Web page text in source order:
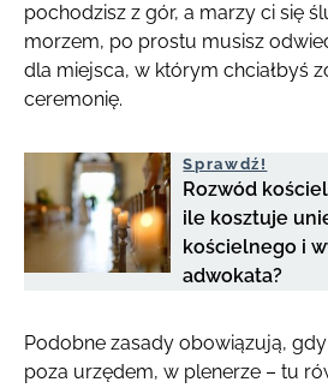
pochodzisz z gór, a marzy ci się
morzem, po prostu musisz
dla miejsca, w którym chciałbyś
ceremonię.
Sprawdź!
Rozwód
ile kosztuje
kościelnego i
adwokata?
Podobne zasady obowiązują,
poza urzędem, w plenerze – tu